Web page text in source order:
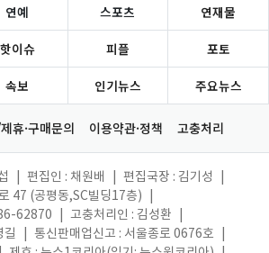
연예 스포츠 연재물
핫이슈 피플 포토
속보 인기뉴스 주요뉴스
휴·구매문의 이용약관·정책 고충처리
편집인 : 채원배 편집국장 : 김기성
47 (공평동,SC빌딩17층)
62870
고충처리인 : 김성환
길
통신판매업신고 : 서울종로 0676호